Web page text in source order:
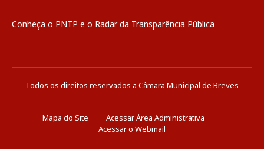
Conheça o PNTP e o Radar da Transparência Pública
Todos os direitos reservados a Câmara Municipal de Breves
Mapa do Site
Acessar Área Administrativa
Acessar o Webmail